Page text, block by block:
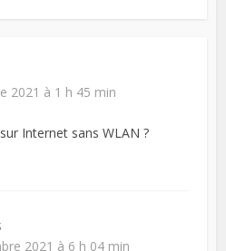
2021 à 1 h 45 min
Internet sans WLAN ?
2021 à 6 h 04 min